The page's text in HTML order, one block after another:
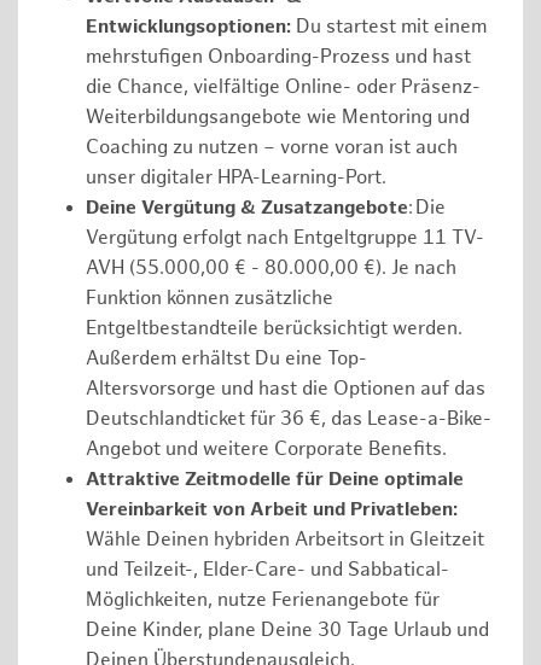
Entwicklungsoptionen: Du startest mit einem
mehrstufigen Onboarding-Prozess und hast
die Chance, vielfältige Online- oder Präsenz-
Weiterbildungsangebote wie Mentoring und
Coaching zu nutzen – vorne voran ist auch
unser digitaler HPA-Learning-Port.
Deine Vergütung & Zusatzangebote: Die
Vergütung erfolgt nach Entgeltgruppe 11 TV-
AVH (55.000,00 € - 80.000,00 €). Je nach
Funktion können zusätzliche
Entgeltbestandteile berücksichtigt werden.
Außerdem erhältst Du eine Top-
Altersvorsorge und hast die Optionen auf das
Deutschlandticket für 36 €, das Lease-a-Bike-
Angebot und weitere Corporate Benefits.
Attraktive Zeitmodelle für Deine optimale
Vereinbarkeit von Arbeit und Privatleben:
Wähle Deinen hybriden Arbeitsort in Gleitzeit
und Teilzeit-, Elder-Care- und Sabbatical-
Möglichkeiten, nutze Ferienangebote für
Deine Kinder, plane Deine 30 Tage Urlaub und
Deinen Überstundenausgleich.